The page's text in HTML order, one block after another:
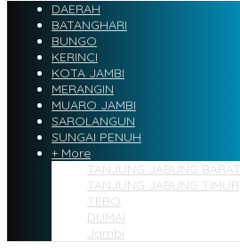
DAERAH
BATANGHARI
BUNGO
KERINCI
KOTA JAMBI
MERANGIN
MUARO JAMBI
SAROLANGUN
SUNGAI PENUH
+ More
TANJUNG JABUNG BARAT
TANJUNG JABUNG TIMUR
TEBO
DUMAI
Jambi